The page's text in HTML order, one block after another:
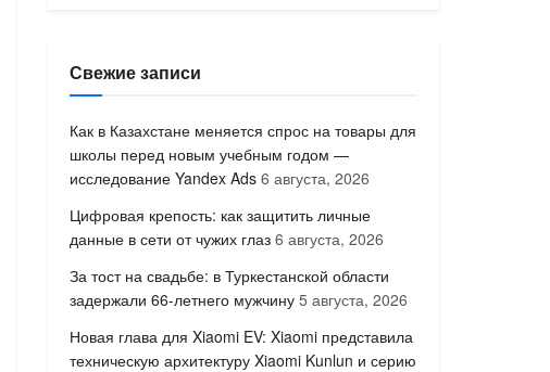
Свежие записи
Как в Казахстане меняется спрос на товары для
школы перед новым учебным годом —
исследование Yandex Ads 6 августа, 2026
Цифровая крепость: как защитить личные
данные в сети от чужих глаз 6 августа, 2026
За тост на свадьбе: в Туркестанской области
задержали 66-летнего мужчину 5 августа, 2026
Новая глава для Xiaomi EV: Xiaomi представила
техническую архитектуру Xiaomi Kunlun и серию